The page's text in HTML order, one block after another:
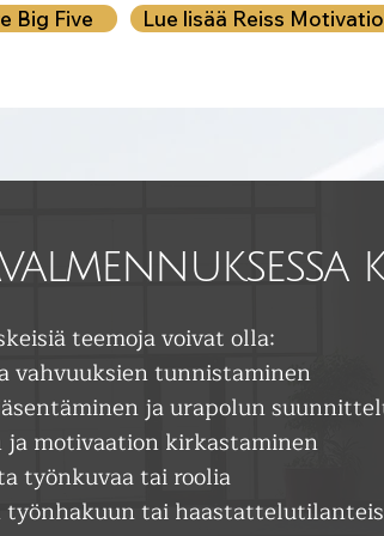
Big Five Lue lisää Reiss
teemoja voivat olla:
vahvuuksien tunnistaminen
ja urapolun
ja motivaation kirkastaminen
työnkuvaa tai roolia
tai